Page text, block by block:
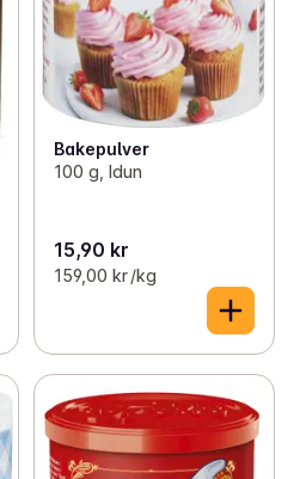
Bakepulver
100 g, Idun
15,90 kr
159,00 kr /kg